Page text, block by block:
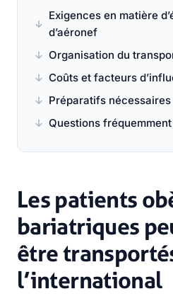
Exigences en matière
d’aéronef
Organisation du
Coûts et facteurs
Préparatifs
Questions
Les patients
bariatriques
être
l’international